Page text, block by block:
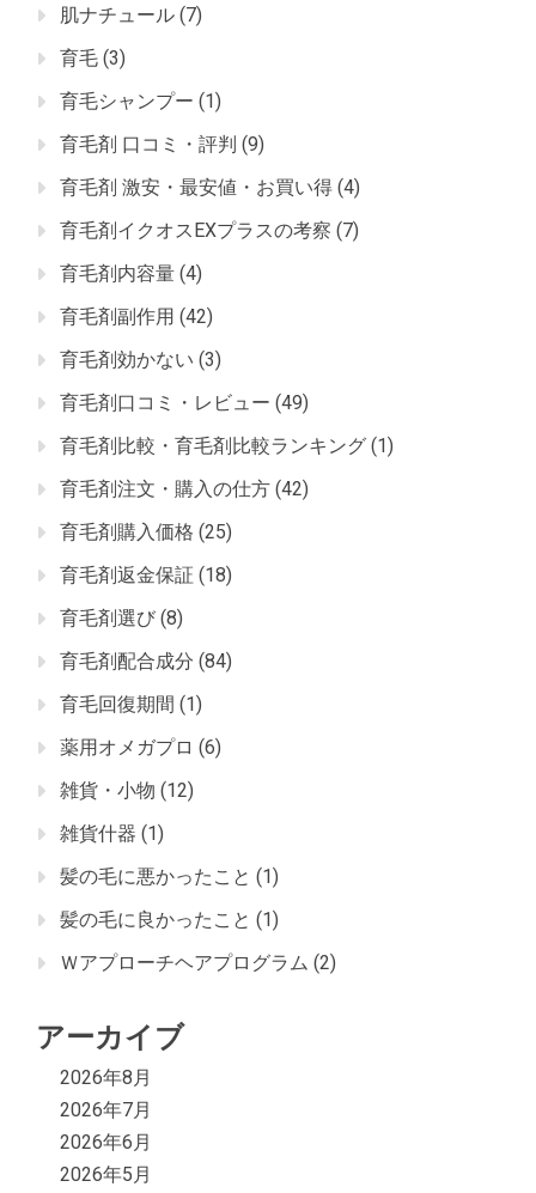
肌ナチュール (7)
育毛 (3)
育毛シャンプー (1)
育毛剤 口コミ・評判 (9)
育毛剤 激安・最安値・お買い得 (4)
育毛剤イクオスEXプラスの考察 (7)
育毛剤内容量 (4)
育毛剤副作用 (42)
育毛剤効かない (3)
育毛剤口コミ・レビュー (49)
育毛剤比較・育毛剤比較ランキング (1)
育毛剤注文・購入の仕方 (42)
育毛剤購入価格 (25)
育毛剤返金保証 (18)
育毛剤選び (8)
育毛剤配合成分 (84)
育毛回復期間 (1)
薬用オメガプロ (6)
雑貨・小物 (12)
雑貨什器 (1)
髪の毛に悪かったこと (1)
髪の毛に良かったこと (1)
Ｗアプローチヘアプログラム (2)
アーカイブ
2026年8月
2026年7月
2026年6月
2026年5月